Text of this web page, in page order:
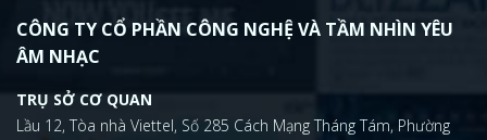
CÔNG TY CỔ PHẦN CÔNG NGHỆ VÀ TẦM NHÌN YÊU
ÂM NHẠC
TRỤ SỞ CƠ QUAN
Lầu 12, Tòa nhà Viettel, Số 285 Cách Mạng Tháng Tám, Phường